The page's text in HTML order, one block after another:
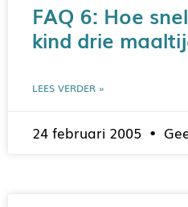
FAQ 6: Hoe
kind drie
LEES VERDER »
24 februari 2005